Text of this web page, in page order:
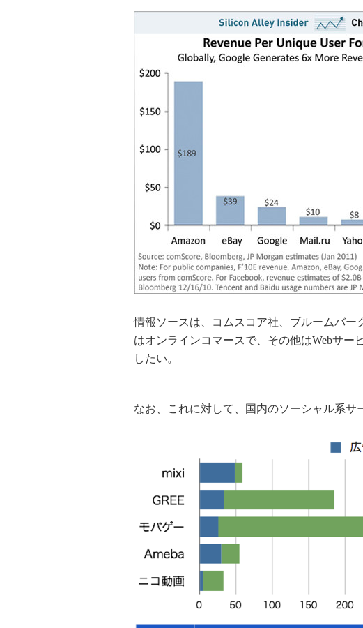
情報ソースは、コムスコア社、ブルームバー
はオンラインコマースで、その他はWebサ
したい。
なお、これに対して、国内のソーシャル系サ